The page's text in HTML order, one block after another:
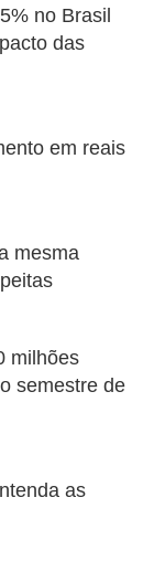
no Brasil
das
em reais
mesma
milhões
semestre de
as